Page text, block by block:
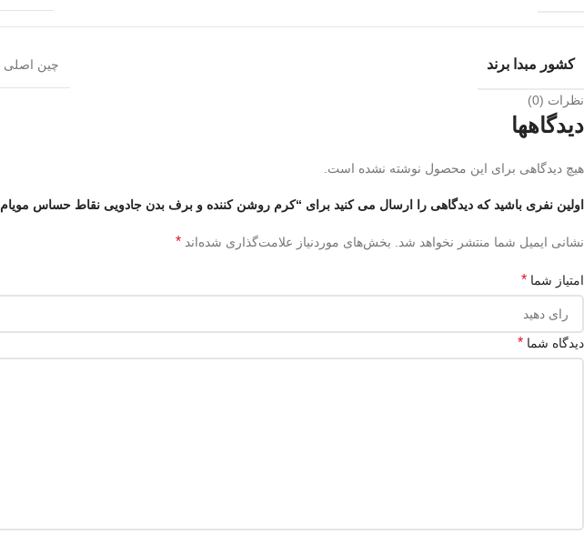
کشور مبدا برند چین اصلی
نظرات (0)
دیدگاهها
هیچ دیدگاهی برای این محصول نوشته نشده است.
اولین نفری باشید که دیدگاهی را ارسال می کنید برای “کرم روشن کننده و برف بدن جادویی نقاط حساس مویام MOOYAM Snow Bleach”
نشانی ایمیل شما منتشر نخواهد شد. بخش‌های موردنیاز علامت‌گذاری شده‌اند *
امتیاز شما *
دیدگاه شما *